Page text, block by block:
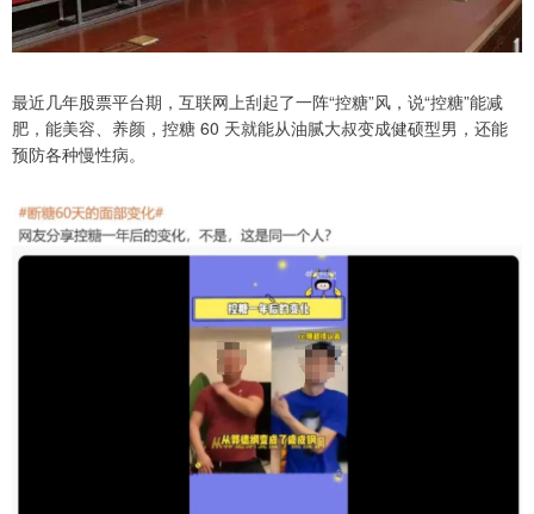
最近几年股票平台期，互联网上刮起了一阵“控糖”风，说“控糖”能减
肥，能美容、养颜，控糖 60 天就能从油腻大叔变成健硕型男，还能
预防各种慢性病。